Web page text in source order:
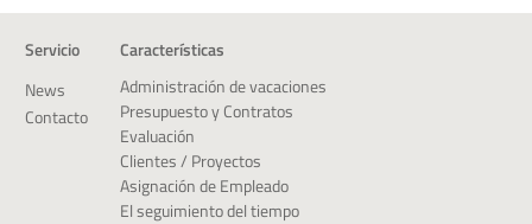
Servicio
News
Contacto
Características
Administración de vacaciones
Presupuesto y Contratos
Evaluación
Clientes / Proyectos
Asignación de Empleado
El seguimiento del tiempo